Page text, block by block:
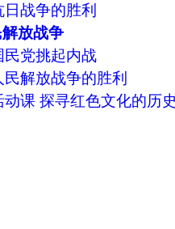
战争的胜利
放战争
民党挑起内战
解放战争的胜利
动课 探寻红色文化的历